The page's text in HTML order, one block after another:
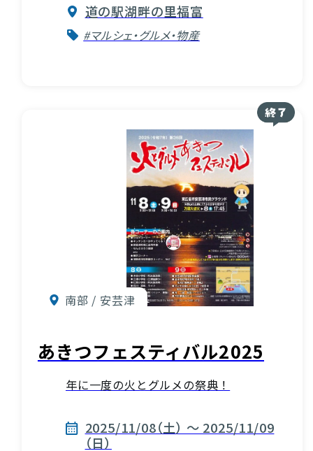
道の駅湖畔の里福富
#マルシェ・グルメ・物産
南部 / 安芸津
あきつフェスティバル2025
年に一度の火とグルメの祭典！
2025/11/08（土） ～ 2025/11/09
（日）